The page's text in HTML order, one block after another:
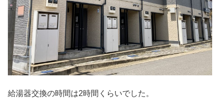
給湯器交換の時間は2時間くらいでした。